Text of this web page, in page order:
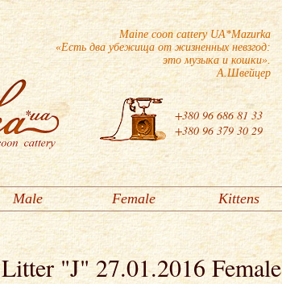
Maine coon cattery UA*Mazurka
«Есть два убежища от жизненных невзгод:
это музыка и кошки».
А.Швейцер
+380 96 686 81 33
+380 96 379 30 29
Male Female Kittens
Litter "J" 27.01.2016 Female